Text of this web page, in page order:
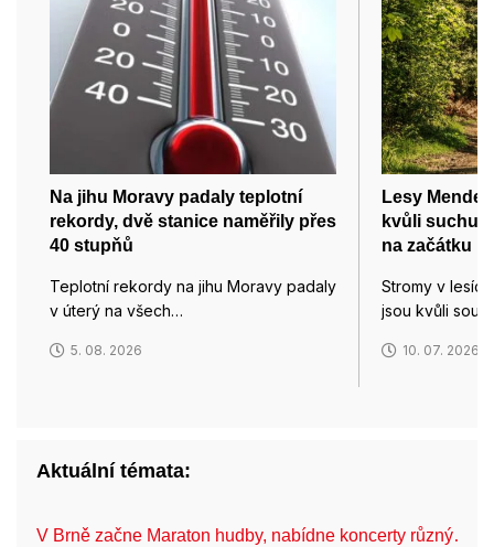
Na jihu Moravy padaly teplotní
rekordy, dvě stanice naměřily přes
40 stupňů
Teplotní rekordy na jihu Moravy padaly
v úterý na všech…
5. 08. 2026
Lesy
kvůli suchu
na začátku
Stromy v
jsou kvůli
10. 07. 2026
Aktuální témata:
V Brně začne Maraton hudby, nabídne koncerty různý…